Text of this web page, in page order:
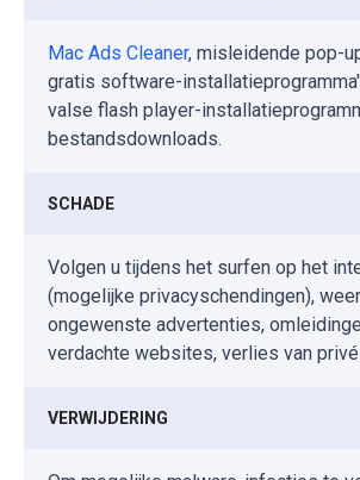
Mac Ads Cleaner, misleidende pop-
gratis software-
valse flash player-
bestandsdownloads.
SCHADE
Volgen u tijdens het surfen op het
(mogelijke privacyschendingen),
ongewenste advertenties,
verdachte websites, verlies van
VERWIJDERING